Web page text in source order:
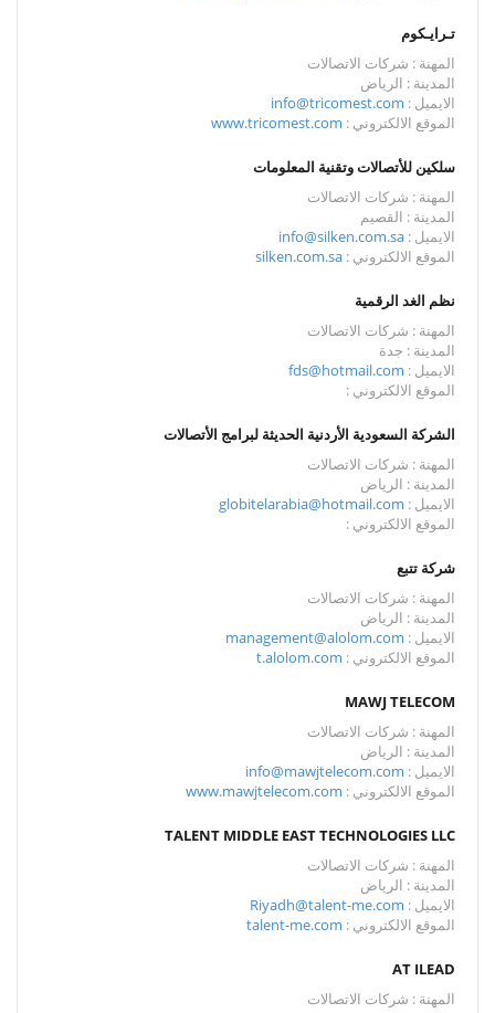
تـرايـكوم
المهنة : شركات الاتصالات
المدينة : الرياض
الايميل : info@tricomest.com
الموقع الالكتروني : www.tricomest.com
سلكين للأتصالات وتقنية المعلومات
المهنة : شركات الاتصالات
المدينة : القصيم
الايميل : info@silken.com.sa
الموقع الالكتروني : silken.com.sa
نظم الغد الرقمية
المهنة : شركات الاتصالات
المدينة : جدة
الايميل : fds@hotmail.com
الموقع الالكتروني :
الشركة السعودية الأردنية الحديثة لبرامج الأتصالات
المهنة : شركات الاتصالات
المدينة : الرياض
الايميل : globitelarabia@hotmail.com
الموقع الالكتروني :
شركة تتبع
المهنة : شركات الاتصالات
المدينة : الرياض
الايميل : management@alolom.com
الموقع الالكتروني : t.alolom.com
MAWJ TELECOM
المهنة : شركات الاتصالات
المدينة : الرياض
الايميل : info@mawjtelecom.com
الموقع الالكتروني : www.mawjtelecom.com
TALENT MIDDLE EAST TECHNOLOGIES LLC
المهنة : شركات الاتصالات
المدينة : الرياض
الايميل : Riyadh@talent-me.com
الموقع الالكتروني : talent-me.com
AT ILEAD
المهنة : شركات الاتصالات